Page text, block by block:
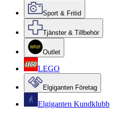
Sport & Fritid
Tjänster & Tillbehör
Outlet
LEGO
Elgiganten Företag
Elgiganten Kundklubb